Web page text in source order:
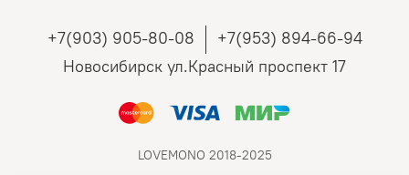
+7(903) 905-80-08
+7(953) 894-66-94
Новосибирск ул.Красный проспект 17
LOVEMONO 2018-2025